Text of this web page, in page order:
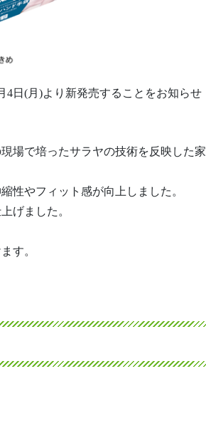
4日(月)より新発売することをお知らせ
場で培ったサラヤの技術を反映した家
性やフィット感が向上しました。
げました。
す。